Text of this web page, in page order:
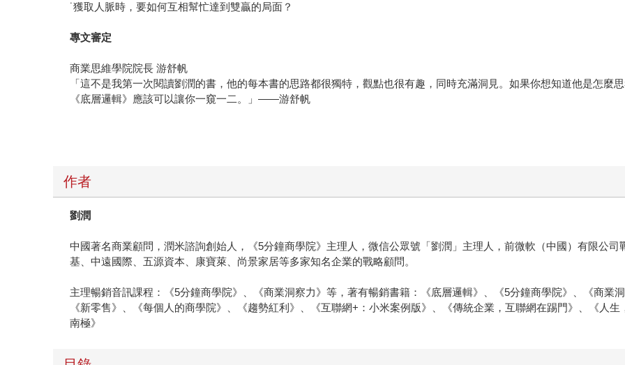
˙獲取人脈時，要如何互相幫忙達到雙贏的局面？
專文審定
商業思維學院院長 游舒帆
「這不是我第一次閱讀劉潤的書，他的每本書的思路都很獨特，觀點也很有趣，同時充滿洞見。如果你想知道他是怎麼
《底層邏輯》應該可以讓你一窺一二。」——游舒帆
作者
劉潤
中國著名商業顧問，潤米諮詢創始人，《5分鐘商學院》主理人，微信公眾號「劉潤」主理人，前微軟（中國）有限公
基、中遠國際、五源資本、康寶萊、尚景家居等多家知名企業的戰略顧問。
主理暢銷音訊課程：《5分鐘商學院》、《商業洞察力》等，著有暢銷書籍：《底層邏輯》、《5分鐘商學院》、《商業
《新零售》、《每個人的商學院》、《趨勢紅利》、《互聯網+：小米案例版》、《傳統企業，互聯網在踢門》、《人
南極》